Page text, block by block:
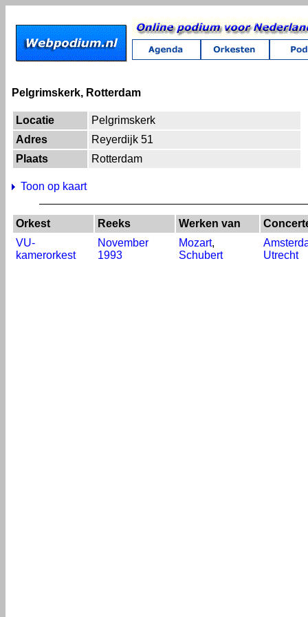
Pelgrimskerk, Rotterdam
Locatie
Pelgrimskerk
Adres
Reyerdijk 51
Plaats
Rotterdam
Toon op kaart
Orkest Reeks Werken van
VU-
kamerorkest
November
1993
Mozart,
Schubert
Utrecht